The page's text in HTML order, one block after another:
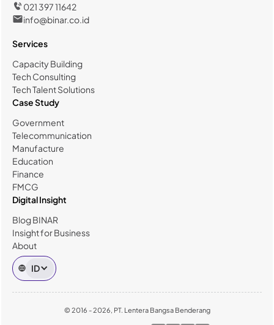
021 397 11642
info@binar.co.id
Services
Capacity Building
Tech Consulting
Tech Talent Solutions
Case Study
Government
Telecommunication
Manufacture
Education
Finance
FMCG
Digital Insight
Blog BINAR
Insight for Business
About
ID
© 2016 - 2026, PT. Lentera Bangsa Benderang